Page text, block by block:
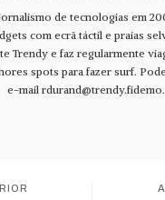
de tecnologias em
com ecrã táctil e praias
Trendy e faz regularmente
spots para fazer surf.
e-mail